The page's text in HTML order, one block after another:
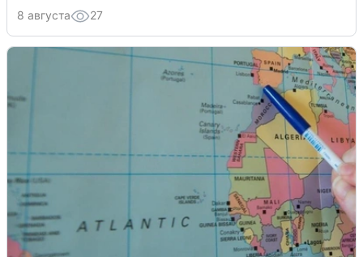
8 августа 27